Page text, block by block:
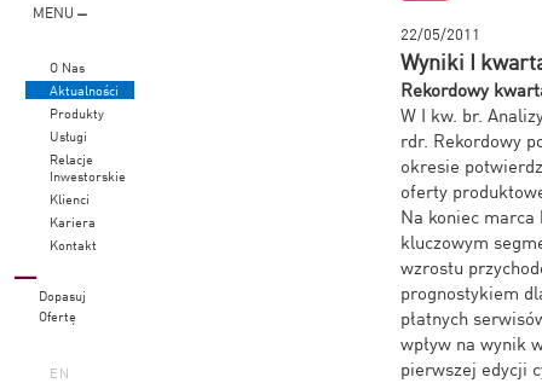
MENU
O Nas
Aktualności
Produkty
Usługi
Relacje
Inwestorskie
Klienci
Kariera
Kontakt
Dopasuj
Ofertę
EN
22/05/2011
Wyniki I
Rekordowy
W I kw. br.
rdr. Rekordowy
okresie
oferty
Na koniec marca
kluczowym
wzrostu
prognostykiem
płatnych
wpływ na wynik
pierwszej edycji